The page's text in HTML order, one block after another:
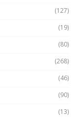
(127)
(19)
(80)
(268)
(46)
(90)
(13)